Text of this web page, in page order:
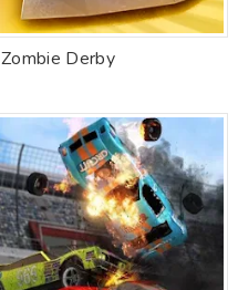
Zombie Derby